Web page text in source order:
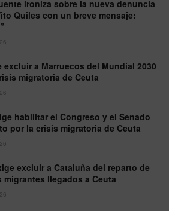
ironiza sobre la nueva denuncia
Quiles con un breve mensaje:
excluir a Marruecos del Mundial 2030
migratoria de Ceuta
habilitar el Congreso y el Senado
por la crisis migratoria de Ceuta
excluir a Cataluña del reparto de
migrantes llegados a Ceuta